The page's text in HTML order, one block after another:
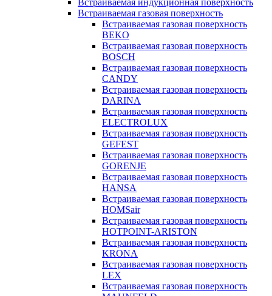
Встраиваемая индукционная поверхность
Встраиваемая газовая поверхность
Встраиваемая газовая поверхность
BEKO
Встраиваемая газовая поверхность
BOSCH
Встраиваемая газовая поверхность
CANDY
Встраиваемая газовая поверхность
DARINA
Встраиваемая газовая поверхность
ELECTROLUX
Встраиваемая газовая поверхность
GEFEST
Встраиваемая газовая поверхность
GORENJE
Встраиваемая газовая поверхность
HANSA
Встраиваемая газовая поверхность
HOMSair
Встраиваемая газовая поверхность
HOTPOINT-ARISTON
Встраиваемая газовая поверхность
KRONA
Встраиваемая газовая поверхность
LEX
Встраиваемая газовая поверхность